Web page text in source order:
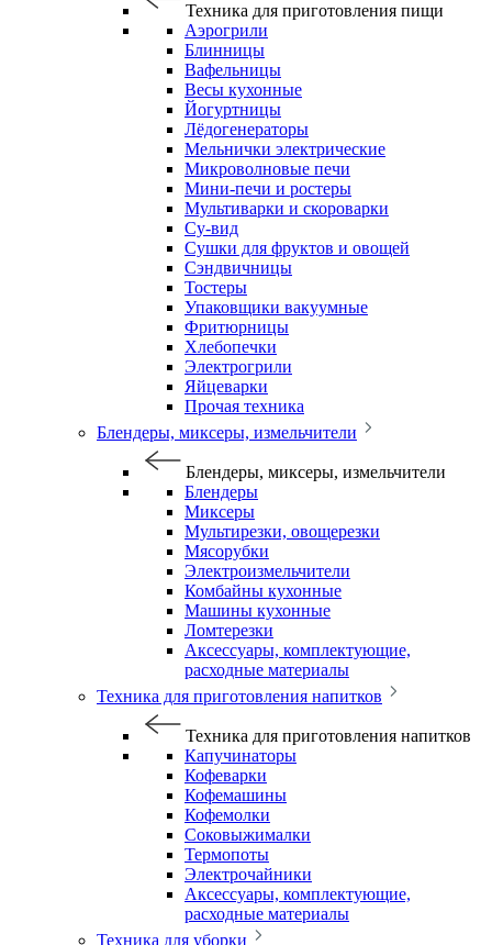
Техника для приготовления пищи
Аэрогрили
Блинницы
Вафельницы
Весы кухонные
Йогуртницы
Лёдогенераторы
Мельнички электрические
Микроволновые печи
Мини-печи и ростеры
Мультиварки и скороварки
Су-вид
Сушки для фруктов и овощей
Сэндвичницы
Тостеры
Упаковщики вакуумные
Фритюрницы
Хлебопечки
Электрогрили
Яйцеварки
Прочая техника
Блендеры, миксеры, измельчители
Блендеры, миксеры, измельчители
Блендеры
Миксеры
Мультирезки, овощерезки
Мясорубки
Электроизмельчители
Комбайны кухонные
Машины кухонные
Ломтерезки
Аксессуары, комплектующие,
расходные материалы
Техника для приготовления напитков
Техника для приготовления напитков
Капучинаторы
Кофеварки
Кофемашины
Кофемолки
Соковыжималки
Термопоты
Электрочайники
Аксессуары, комплектующие,
расходные материалы
Техника для уборки